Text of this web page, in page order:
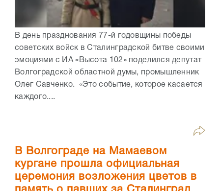
В день празднования 77-й годовщины победы
советских войск в Сталинградской битве своими
эмоциями с ИА «Высота 102» поделился депутат
Волгоградской областной думы, промышленник
Олег Савченко. «Это событие, которое касается
каждого....
В Волгограде на Мамаевом
кургане прошла официальная
церемония возложения цветов в